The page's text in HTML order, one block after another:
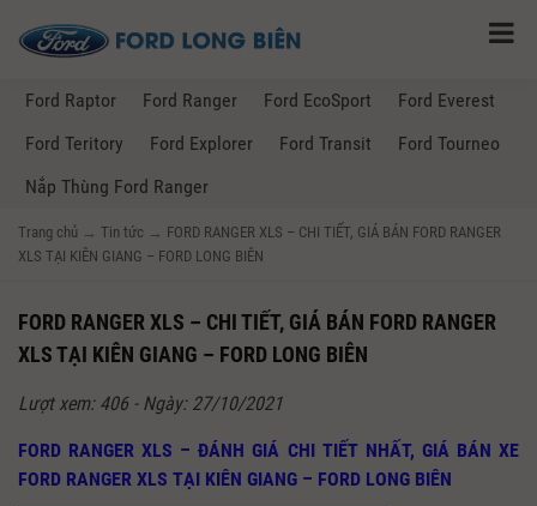
Ford Raptor Ford Ranger Ford EcoSport
Ford Everest
Ford Teritory
Ford Explorer Ford Transit
Ford Tourneo
Nắp Thùng Ford Ranger
Trang chủ → Tin tức → FORD RANGER XLS – CHI TIẾT, GIÁ BÁN FORD RANGER
XLS TẠI KIÊN GIANG – FORD LONG BIÊN
FORD RANGER XLS – CHI TIẾT, GIÁ BÁN FORD RANGER
XLS TẠI KIÊN GIANG – FORD LONG BIÊN
Lượt xem: 406 - Ngày: 27/10/2021
FORD RANGER XLS – ĐÁNH GIÁ CHI TIẾT NHẤT, GIÁ BÁN XE
FORD RANGER XLS TẠI KIÊN GIANG – FORD LONG BIÊN